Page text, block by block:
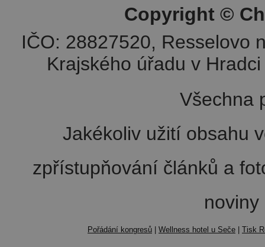
Copyright ©
IČO: 28827520, Resselovo
Krajského úřadu v
Všechna
Jakékoliv užití obsahu
zpřístupňování článků a
Pořádání kongresů Wellness hotel u Seče Tisk